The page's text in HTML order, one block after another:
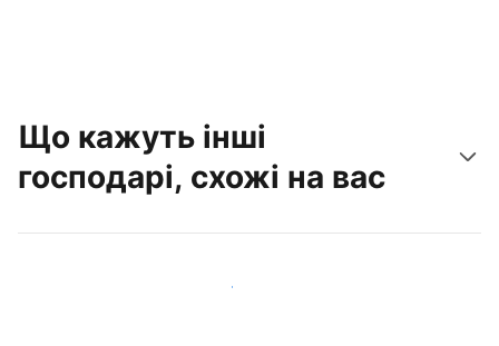
Що кажуть інші
господарі, схожі на вас
Приєднуйтеся до господарів, схожих на вас